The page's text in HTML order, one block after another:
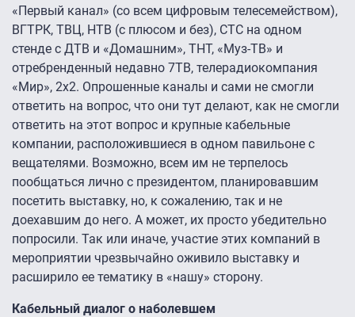
«Первый канал» (со всем цифровым телесемейством),
ВГТРК, ТВЦ, НТВ (с плюсом и без), СТС на одном
стенде с ДТВ и «Домашним», ТНТ, «Муз-ТВ» и
отребренденный недавно 7ТВ, телерадиокомпания
«Мир», 2х2. Опрошенные каналы и сами не смогли
ответить на вопрос, что они тут делают, как не смогли
ответить на этот вопрос и крупные кабельные
компании, расположившиеся в одном павильоне с
вещателями. Возможно, всем им не терпелось
пообщаться лично с президентом, планировавшим
посетить выставку, но, к сожалению, так и не
доехавшим до него. А может, их просто убедительно
попросили. Так или иначе, участие этих компаний в
мероприятии чрезвычайно оживило выставку и
расширило ее тематику в «нашу» сторону.
Кабельный диалог о наболевшем